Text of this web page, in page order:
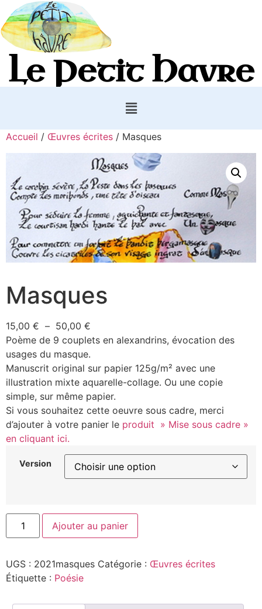
Le Petit Havre
Accueil / Œuvres écrites / Masques
Masques
15,00 € – 50,00 €
Poème de 9 couplets en alexandrins, évocation des
usages du masque.
Manuscrit original sur papier 125g/m² avec une
illustration mixte aquarelle-collage. Ou une copie
simple, sur même papier.
Si vous souhaitez cette oeuvre sous cadre, merci
d’ajouter à votre panier le produit » Mise sous cadre »
en cliquant ici.
Version
Ajouter au panier
UGS : 2021masques Catégorie : Œuvres écrites
Étiquette : Poésie